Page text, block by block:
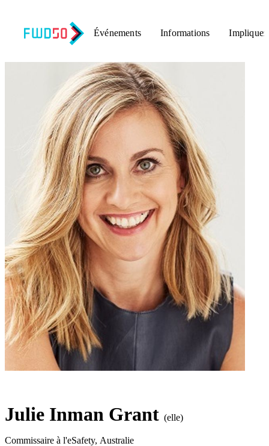
Événements Informations
Julie Inman Grant (elle)
Commissaire à l'eSafety, Australie